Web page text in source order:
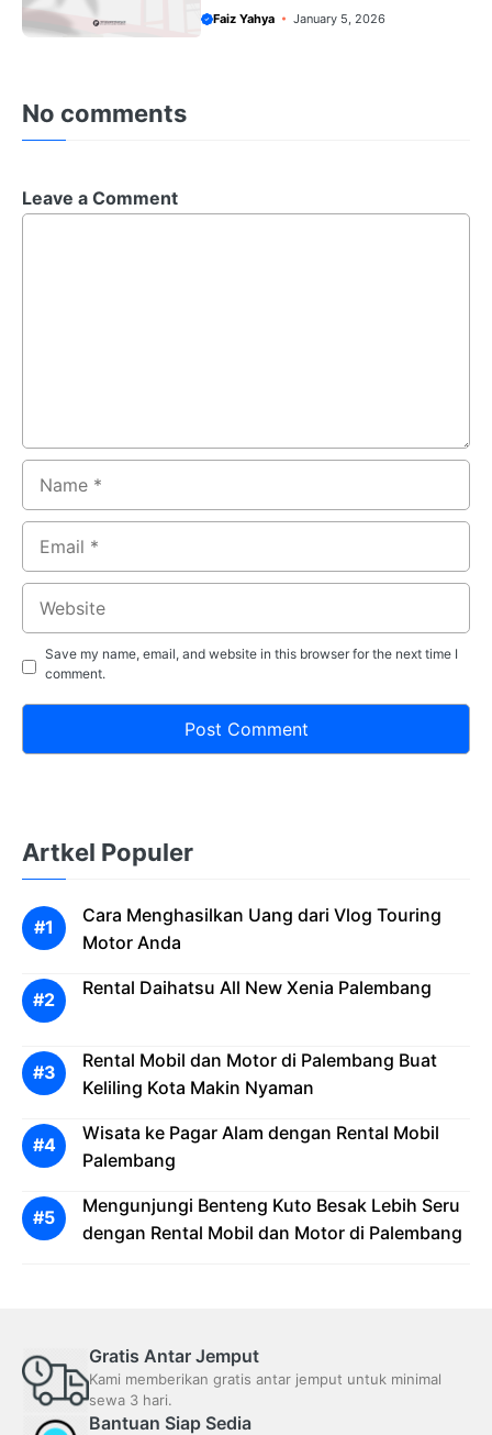
Faiz Yahya January 5, 2026
No comments
Leave a Comment
Comment
Name
Email
Website
Save my name, email, and website in this browser for the next time I
comment.
Artkel Populer
Cara Menghasilkan Uang dari Vlog Touring
Motor Anda
Rental Daihatsu All New Xenia Palembang
Rental Mobil dan Motor di Palembang Buat
Keliling Kota Makin Nyaman
Wisata ke Pagar Alam dengan Rental Mobil
Palembang
Mengunjungi Benteng Kuto Besak Lebih Seru
dengan Rental Mobil dan Motor di Palembang
Gratis Antar Jemput
Kami memberikan gratis antar jemput untuk minimal
sewa 3 hari.
Bantuan Siap Sedia